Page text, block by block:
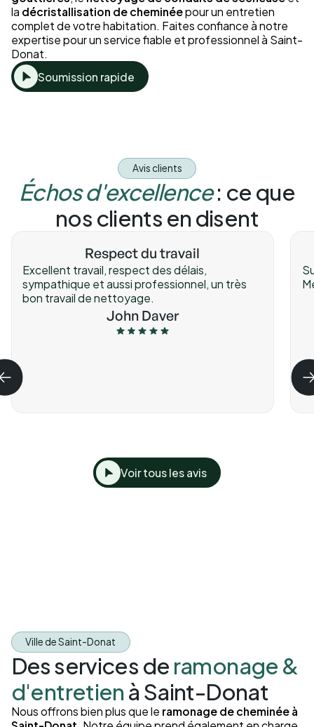
la décristallisation de cheminéepour un entretien
complet de votre habitation. Faites confiance à notre
expertise pour un service fiable et professionnel à Saint-
Donat.
Soumission rapide
Avis clients
Échos d'excellence: ce que
nos clients en disent
Respect du travail
Excellent travail, respect des délais,
sympathique et aussi professionnel, un très
bon travail de nettoyage.
John Daver
Voir tous les avis
Ville de Saint-Donat
Des services de ramonage &
d'entretien à Saint-Donat
Nous offrons bien plus que le ramonage de cheminée à